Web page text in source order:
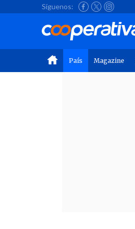
Síguenos:
País Magazine